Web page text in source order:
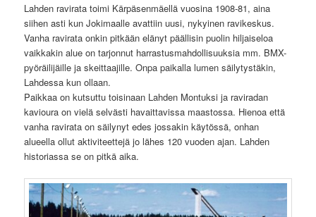
Lahden ravirata toimi Kärpäsenmäellä vuosina 1908-81, aina
siihen asti kun Jokimaalle avattiin uusi, nykyinen ravikeskus.
Vanha ravirata onkin pitkään elänyt päällisin puolin hiljaiseloa
vaikkakin alue on tarjonnut harrastusmahdollisuuksia mm. BMX-
pyöräilijäille ja skeittaajille. Onpa paikalla lumen säilytystäkin,
Lahdessa kun ollaan.
Paikkaa on kutsuttu toisinaan Lahden Montuksi ja raviradan
kavioura on vielä selvästi havaittavissa maastossa. Hienoa että
vanha ravirata on säilynyt edes jossakin käytössä, onhan
alueella ollut aktiviteettejä jo lähes 120 vuoden ajan. Lahden
historiassa se on pitkä aika.